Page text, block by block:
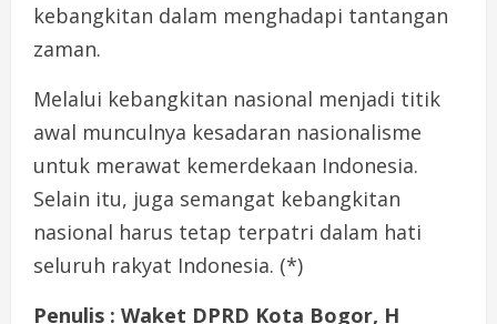
kebangkitan dalam menghadapi tantangan
zaman.
Melalui kebangkitan nasional menjadi titik
awal munculnya kesadaran nasionalisme
untuk merawat kemerdekaan Indonesia.
Selain itu, juga semangat kebangkitan
nasional harus tetap terpatri dalam hati
seluruh rakyat Indonesia. (*)
Penulis : Waket DPRD Kota Bogor, H